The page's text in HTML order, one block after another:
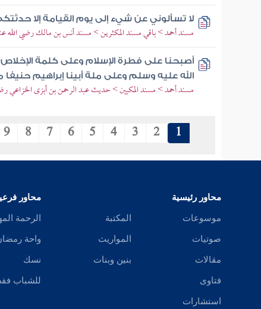
لا تسألوني عن شيء إلى يوم القيامة إلا
مسند أحمد > باقي مسند المكثرين > مسند أنس بن مالك رضي الله
أصبحنا على فطرة الإسلام وعلى كلمة
الله عليه وسلم وعلى ملة أبينا إبراهيم
مسند أحمد > مسند المكيين > حديث عبد الرحمن بن أبزى الخزاعي
1
2
3
4
5
6
7
8
9
محاور رئيسية
موسوعات
صوتيات
مقالات
فتاوى
استشارات
المكتبة
المواريث
بنين وبنات
محاور
الرحمة
واحة
نسك
للشباب